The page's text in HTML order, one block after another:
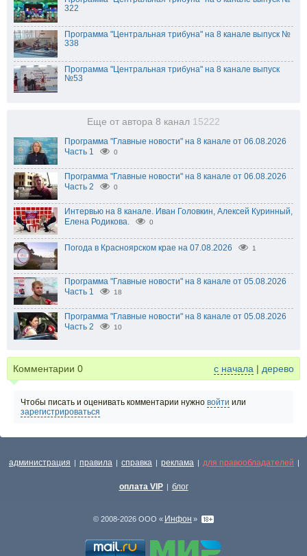
322
Программа "Центральная трибуна" на 8 канале выпуск №
338
Программа "Центральная трибуна" на 8 канале выпуск
№53
Еще от автора 8 канал 15222
Программа "Главные новости" на 8 канале от 06.08.2026
Часть 1
0
Программа "Главные новости" на 8 канале от 06.08.2026
Часть 2
0
Интервью на 8 канале. Иван Головкин, Алексей Куринный,
Елена Родикова.
0
Погода в Красноярском крае на 07.08.2026 1
Программа "Главные новости" на 8 канале от 05.08.2026
Часть 1
18
Программа "Главные новости" на 8 канале от 05.08.2026
Часть 2
10
Комментарии 0 с начала | дерево
Чтобы писать и оценивать комментарии нужно войти или
зарегистрироваться
администрация | правила | справка | реклама | для правообладателей |
оплата VIP | блог
© 2008-2026 ООО « Инфон »